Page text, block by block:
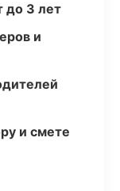
до 3 лет
и
и смете